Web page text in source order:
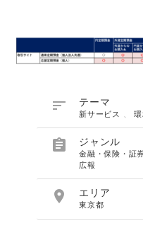
 テーマ
新サービス
 ジャンル
金融・保険・証
広報
 エリア
東京都